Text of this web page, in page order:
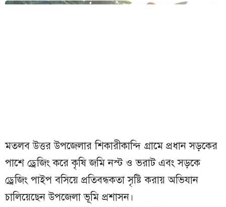
মতলব উত্তর উপজেলার শিকারীকান্দি গ্রামে প্রধান সড়কের
পাশে ড্রেজিং করে কৃষি জমি নস্ট ও ভরাট এবং সড়কে
ড্রেজিং পাইপ বসিয়ে প্রতিবন্ধকতা সৃষ্টি করায় অভিযান
চালিয়েছেন উপজেলা ভূমি প্রশাসন।